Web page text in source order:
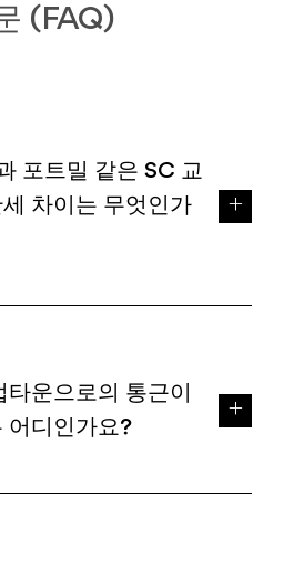
(FAQ)
포트밀 같은 SC 교
차이는 무엇인가
운으로의 통근이
어디인가요?